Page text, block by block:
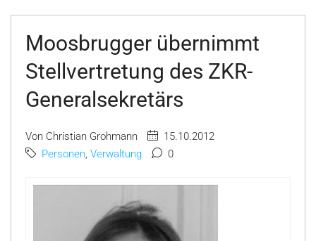
Moosbrugger übernimmt
Stellvertretung des ZKR-
Generalsekretärs
Von Christian Grohmann
15.10.2012
Personen, Verwaltung 0